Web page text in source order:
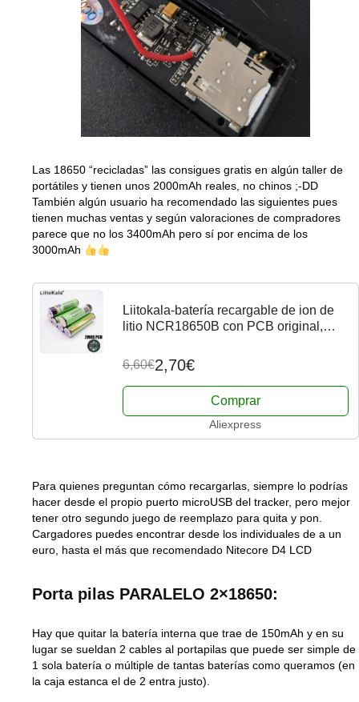
Las 18650 “recicladas” las consigues gratis en algún taller de
portátiles y tienen unos 2000mAh reales, no chinos ;-DD
También algún usuario ha recomendado las siguientes pues
tienen muchas ventas y según valoraciones de compradores
parece que no los 3400mAh pero sí por encima de los
3000mAh
Liitokala-batería recargable de ion de
litio NCR18650B con PCB original,
nueva protección
6,60€2,70€
Comprar
Aliexpress
Para quienes preguntan cómo recargarlas, siempre lo podrías
hacer desde el propio puerto microUSB del tracker, pero mejor
tener otro segundo juego de reemplazo para quita y pon.
Cargadores puedes encontrar desde los individuales de a un
euro, hasta el más que recomendado Nitecore D4 LCD
Porta pilas PARALELO 2×18650:
Hay que quitar la batería interna que trae de 150mAh y en su
lugar se sueldan 2 cables al portapilas que puede ser simple de
1 sola batería o múltiple de tantas baterías como queramos (en
la caja estanca el de 2 entra justo).